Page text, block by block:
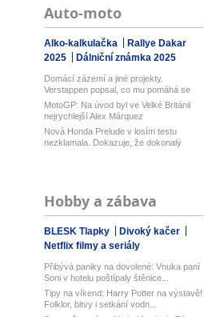
Auto-moto
Alko-kalkulačka
Rallye Dakar
2025
Dálniční známka 2025
Domácí zázemí a jiné projekty.
Verstappen popsal, co mu pomáhá se
sous...
MotoGP: Na úvod byl ve Velké Británii
nejrychlejší Alex Márquez
Nová Honda Prelude v losím testu
nezklamala. Dokazuje, že dokonalý
Hobby a zábava
BLESK Tlapky
Divoký kačer
Netflix filmy a seriály
Přibývá paniky na dovolené: Vnuka paní
Soni v hotelu poštípaly štěnice...
Tipy na víkend: Harry Potter na výstavě!
Folklor, bitvy i setkání vodn...